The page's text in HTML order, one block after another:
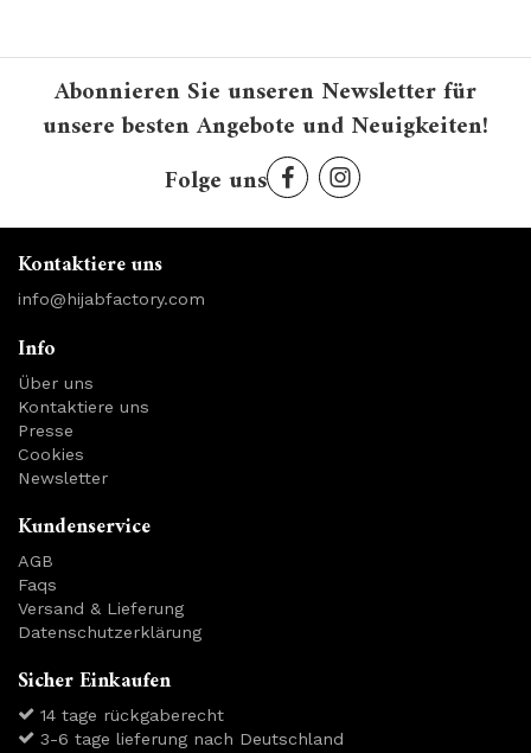
Abonnieren Sie unseren Newsletter für
unsere besten Angebote und Neuigkeiten!
Folge uns
Kontaktiere uns
info@hijabfactory.com
Info
Über uns
Kontaktiere uns
Presse
Cookies
Newsletter
Kundenservice
AGB
Faqs
Versand & Lieferung
Datenschutzerklärung
Sicher Einkaufen
14 tage rückgaberecht
3-6 tage lieferung nach Deutschland